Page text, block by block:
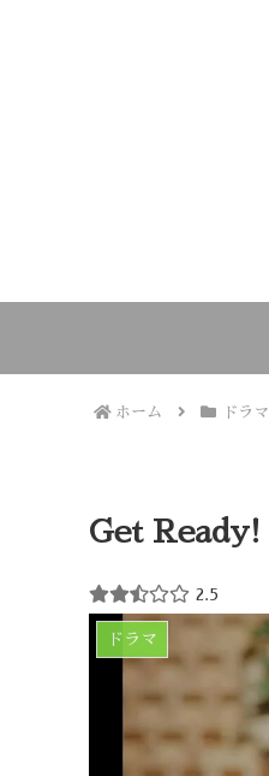
ホーム ドラマ
Get Ready!
2.5
ドラマ